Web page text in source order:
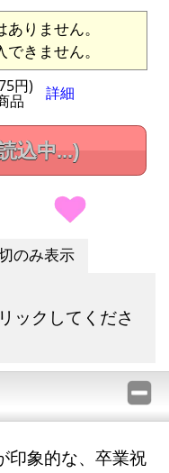
りません。
きません。
円)
品 詳細
込中...)
のみ表示
ックしてくださ
印象的な、卒業祝